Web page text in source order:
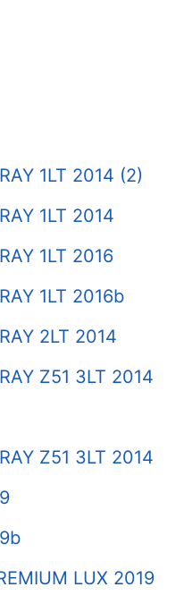
1LT 2014 (2)
1LT 2014
1LT 2016
1LT 2016b
2LT 2014
Z51 3LT 2014
Z51 3LT 2014
LUX 2019